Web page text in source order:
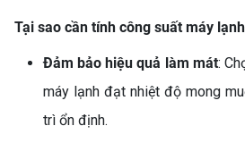
Tại sao cần tính công suất máy
Đảm bảo hiệu quả làm mát:
máy lạnh đạt nhiệt độ mong
trì ổn định.